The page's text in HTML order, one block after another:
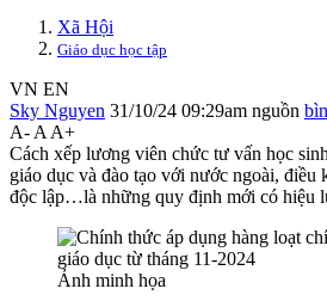
Xã Hội
Giáo dục học tập
VN EN
Sky Nguyen 31/10/24 09:29am nguồn
A- A A+
Cách xếp lương viên chức tư vấn học
giáo dục và đào tạo với nước ngoài, điều
độc lập…là những quy định mới có hiệu
Ảnh minh họa